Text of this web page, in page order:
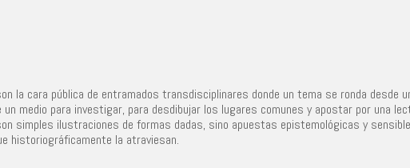
la cara pública de entramados transdisciplinares donde un tema se ronda desde
medio para investigar, para desdibujar los lugares comunes y apostar por una
simples ilustraciones de formas dadas, sino apuestas epistemológicas y
historiográficamente la atraviesan.